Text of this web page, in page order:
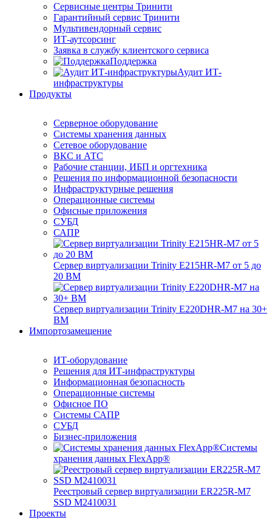
Сервисные центры Тринити
Гарантийный сервис Тринити
Мультивендорный сервис
ИТ-аутсорсинг
Заявка в службу клиентского сервиса
Поддержка
Аудит ИТ-
инфраструктуры
Продукты
Серверное оборудование
Системы хранения данных
Сетевое оборудование
ВКС и АТС
Рабочие станции, ИБП и оргтехника
Решения по информационной безопасности
Инфраструктурные решения
Операционные системы
Офисные приложения
СУБД
САПР
Сервер виртуализации Trinity E215HR-M7 от 5 до
20 ВМ
Сервер виртуализации Trinity E220DHR-M7 на 30+
ВМ
Импортозамещение
ИТ-оборудование
Решения для ИТ-инфраструктуры
Информационная безопасность
Операционные системы
Офисное ПО
Системы САПР
СУБД
Бизнес-приложения
Системы
хранения данных FlexApp®
Реестровый сервер виртуализации ER225R-M7
SSD М2410031
Проекты